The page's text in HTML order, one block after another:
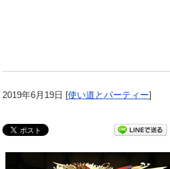
2019年6月19日 [使い道とパーティー]